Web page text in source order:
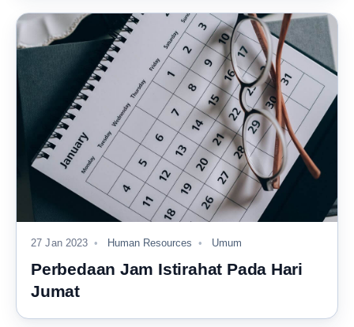
27 Jan 2023 Human Resources Umum
Perbedaan Jam Istirahat Pada Hari
Jumat